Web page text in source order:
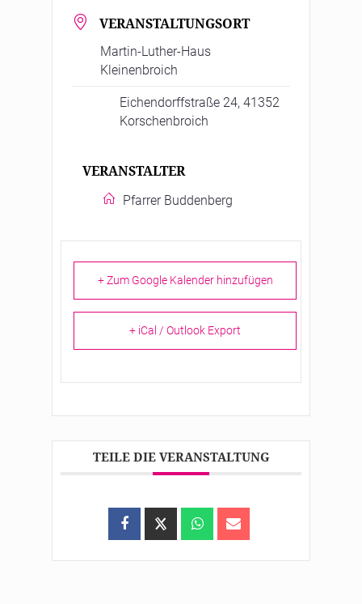
VERANSTALTUNGSORT
Martin-Luther-Haus
Kleinenbroich
Eichendorffstraße 24, 41352
Korschenbroich
VERANSTALTER
Pfarrer Buddenberg
+ Zum Google Kalender hinzufügen
+ iCal / Outlook Export
TEILE DIE VERANSTALTUNG